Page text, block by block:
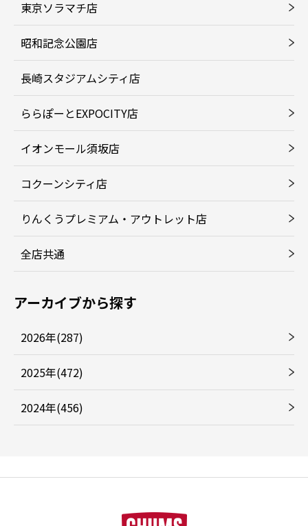
東京ソラマチ店
昭和記念公園店
長崎スタジアムシティ店
ららぽーとEXPOCITY店
イオンモール須坂店
コクーンシティ店
りんくうプレミアム・アウトレット店
全店共通
アーカイブから探す
2026年(287)
2025年(472)
2024年(456)